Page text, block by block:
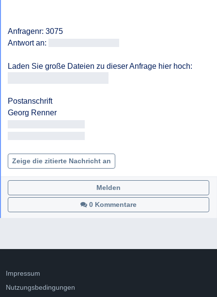
Anfragenr: 3075
Antwort an:
Postanschrift
Zeige die zitierte Nachricht an
0 Kommentare
Melden
Impressum
Nutzungsbedingungen